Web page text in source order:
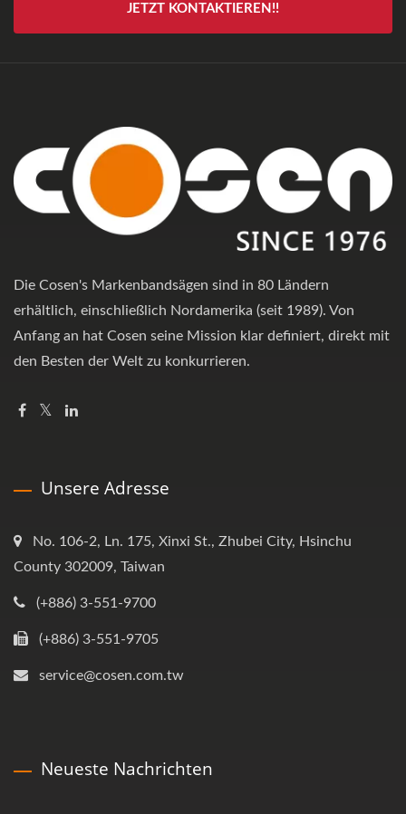
JETZT KONTAKTIEREN!!
Die Cosen's Markenbandsägen sind in 80 Ländern
erhältlich, einschließlich Nordamerika (seit 1989). Von
Anfang an hat Cosen seine Mission klar definiert, direkt mit
den Besten der Welt zu konkurrieren.
Unsere Adresse
No. 106-2, Ln. 175, Xinxi St., Zhubei City, Hsinchu
County 302009, Taiwan
(+886) 3-551-9700
(+886) 3-551-9705
service@cosen.com.tw
Neueste Nachrichten